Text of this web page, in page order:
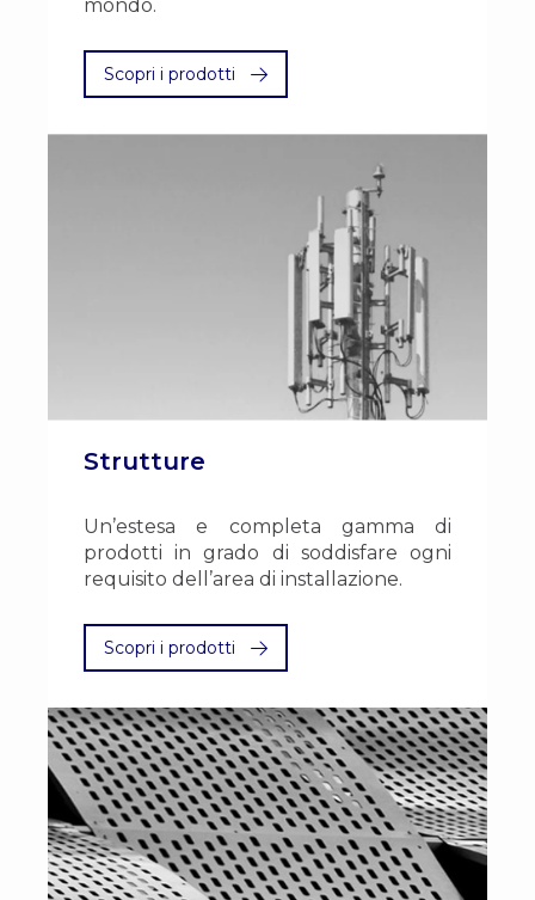
mondo.
Scopri i prodotti
Strutture
Un’estesa e completa gamma di
prodotti in grado di soddisfare ogni
requisito dell’area di installazione.
Scopri i prodotti